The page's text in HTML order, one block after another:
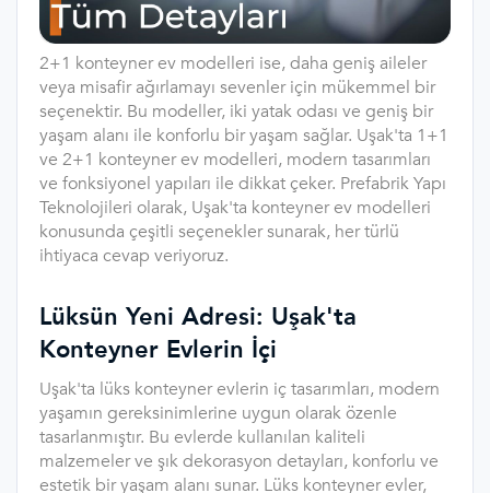
2+1 konteyner ev modelleri ise, daha geniş aileler
veya misafir ağırlamayı sevenler için mükemmel bir
seçenektir. Bu modeller, iki yatak odası ve geniş bir
yaşam alanı ile konforlu bir yaşam sağlar. Uşak'ta 1+1
ve 2+1 konteyner ev modelleri, modern tasarımları
ve fonksiyonel yapıları ile dikkat çeker. Prefabrik Yapı
Teknolojileri olarak, Uşak'ta konteyner ev modelleri
konusunda çeşitli seçenekler sunarak, her türlü
ihtiyaca cevap veriyoruz.
Lüksün Yeni Adresi: Uşak'ta
Konteyner Evlerin İçi
Uşak'ta lüks konteyner evlerin iç tasarımları, modern
yaşamın gereksinimlerine uygun olarak özenle
tasarlanmıştır. Bu evlerde kullanılan kaliteli
malzemeler ve şık dekorasyon detayları, konforlu ve
estetik bir yaşam alanı sunar. Lüks konteyner evler,